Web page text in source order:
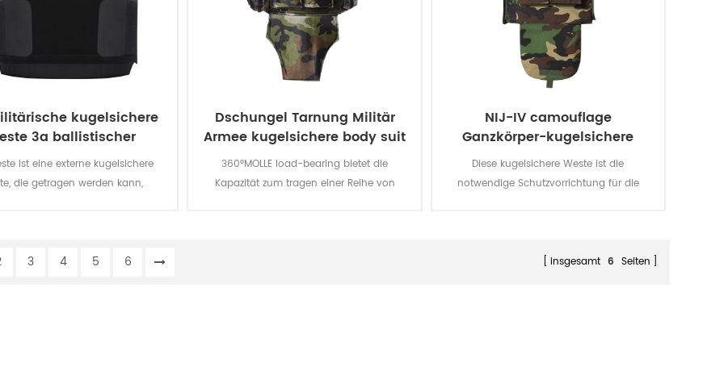
Waffen.
kugelsichere
3a ballistischer
verschwiegen Stil
ist eine externe kugelsichere
die getragen werden kann,
Dschungel Tarnung Militär
Armee kugelsichere body suit
Weste
360°MOLLE load-bearing bietet die
Kapazität zum tragen einer Reihe von
NIJ-IV camouflage
Ganzkörper-kugelsichere
Jacke Weste
Diese kugelsichere Weste ist die
notwendige Schutzvorrichtung für die
3 4 5 6 insgesamt 6 Seiten